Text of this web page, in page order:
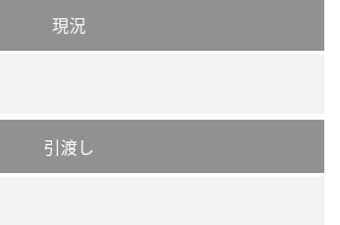
現況
引渡し